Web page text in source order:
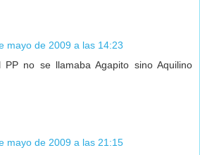
mayo de 2009 a las 14:23
PP no se llamaba Agapito sino Aquilino
mayo de 2009 a las 21:15